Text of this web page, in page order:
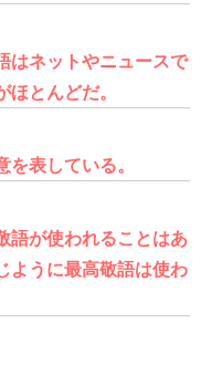
はネットやニュースで
ほとんどだ。
表している。
語が使われることはあ
ように最高敬語は使わ